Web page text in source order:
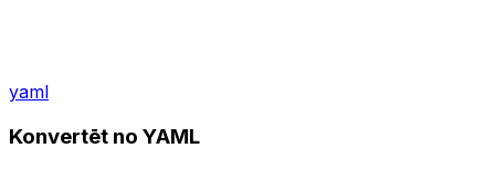
yaml
Konvertēt no YAML